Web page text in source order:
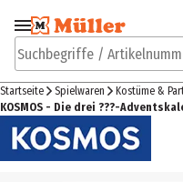
Zur Navigation
springen
Suchbegriffe /
Startseite Spielwaren Kostüme &
KOSMOS - Die drei ???-